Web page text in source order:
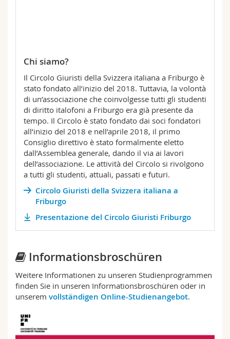
Chi siamo?
Il Circolo Giuristi della Svizzera italiana a Friburgo è
stato fondato all’inizio del 2018. Tuttavia, la volontà
di un’associazione che coinvolgesse tutti gli studenti
di diritto italofoni a Friburgo era già presente da
tempo. Il Circolo è stato fondato dai soci fondatori
all’inizio del 2018 e nell’aprile 2018, il primo
Consiglio direttivo è stato formalmente eletto
dall’Assemblea generale, dando il via ai lavori
dell’associazione. Le attività del Circolo si rivolgono
a tutti gli studenti, attuali, passati e futuri.
Circolo Giuristi della Svizzera italiana a
Friburgo
Presentazione del Circolo Giuristi Friburgo
Informationsbroschüren
Weitere Informationen zu unseren Studienprogrammen
finden Sie in unseren Informationsbroschüren oder in
unserem vollständigen Online-Studienangebot.